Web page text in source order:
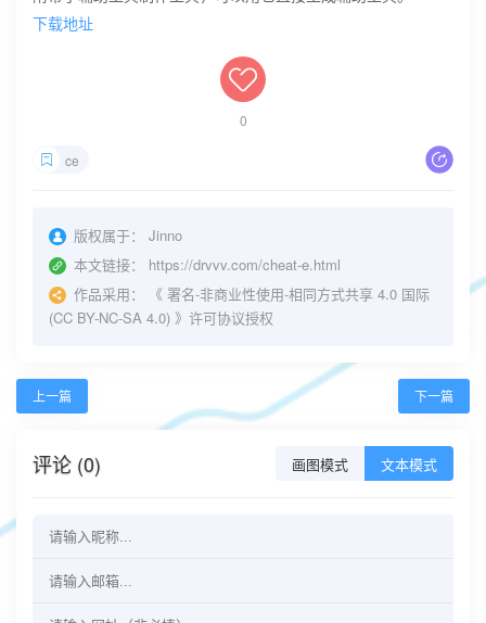
下载地址
0
ce
版权属于：
Jinno
本文链接：
https://drvvv.com/cheat-e.html
作品采用：
《 署名-非商业性使用-相同方式共享 4.0 国际
(CC BY-NC-SA 4.0) 》许可协议授权
上一篇 下一篇
评论 (0) 画图模式 文本模式